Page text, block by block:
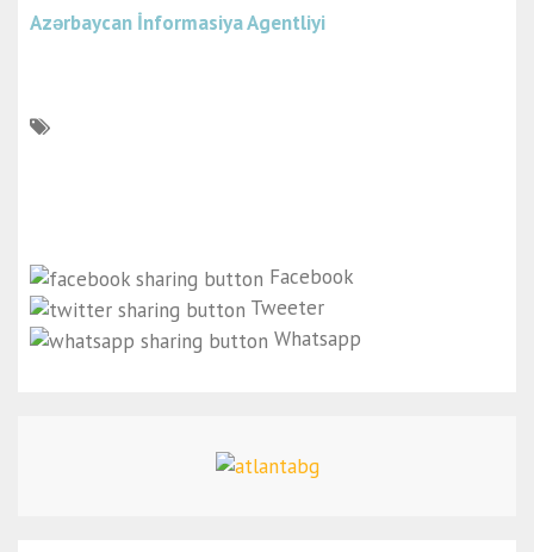
Azərbaycan İnformasiya Agentliyi
Facebook
Tweeter
Whatsapp